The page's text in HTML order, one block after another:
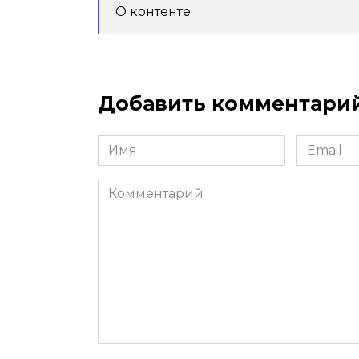
О контенте
Добавить
Имя
*
Email
*
Комментарий